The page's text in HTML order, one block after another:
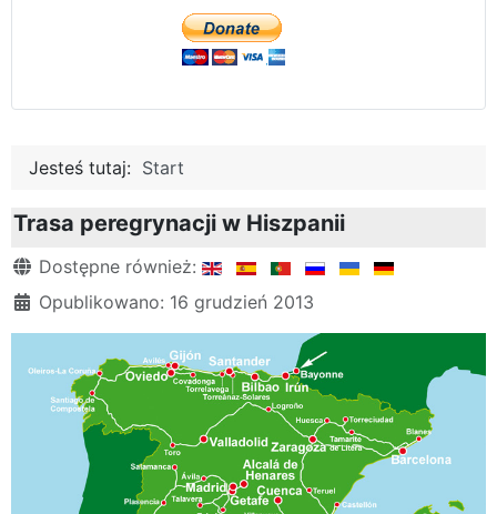
Jesteś tutaj: Start
Trasa peregrynacji w Hiszpanii
Szczegóły
Dostępne również:
Opublikowano: 16 grudzień 2013